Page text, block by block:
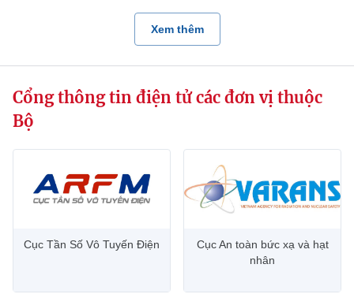
Xem thêm
Cổng thông tin điện tử các đơn vị thuộc
Bộ
Cục Tần Số Vô Tuyến Điện
Cục An toàn bức xạ và hạt
nhân